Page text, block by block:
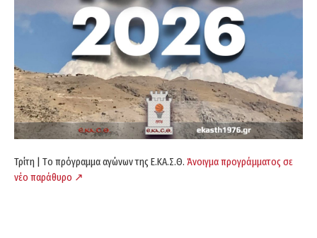
Τρίτη | Tο πρόγραμμα αγώνων της Ε.ΚΑ.Σ.Θ. Άνοιγμα προγράμματος σε
νέο παράθυρο ↗️